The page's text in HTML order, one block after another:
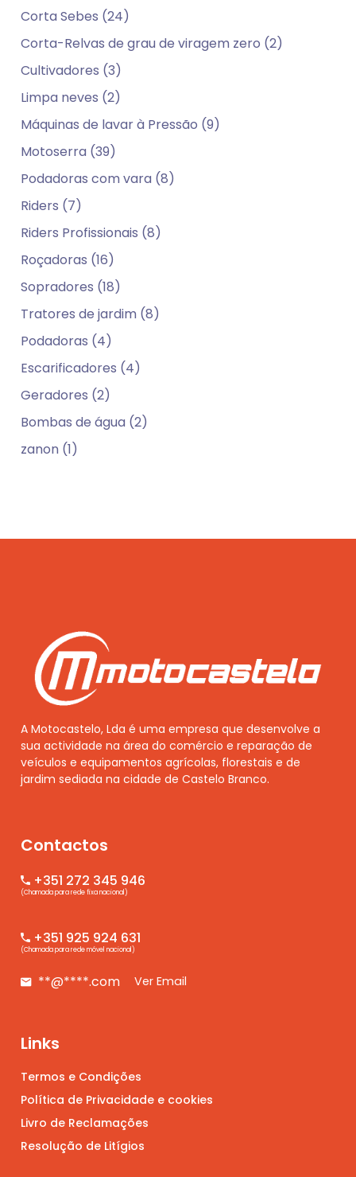
Corta Sebes (24)
Corta-Relvas de grau de viragem zero (2)
Cultivadores (3)
Limpa neves (2)
Máquinas de lavar à Pressão (9)
Motoserra (39)
Podadoras com vara (8)
Riders (7)
Riders Profissionais (8)
Roçadoras (16)
Sopradores (18)
Tratores de jardim (8)
Podadoras (4)
Escarificadores (4)
Geradores (2)
Bombas de água (2)
zanon (1)
A Motocastelo, Lda é uma empresa que desenvolve a
sua actividade na área do comércio e reparação de
veículos e equipamentos agrícolas, florestais e de
jardim sediada na cidade de Castelo Branco.
Contactos
+351 272 345 946
(Chamada para rede fixa nacional)
+351 925 924 631
(Chamada para rede móvel nacional)
**@****.com Ver Email
Links
Termos e Condições
Política de Privacidade e cookies
Livro de Reclamações
Resolução de Litígios